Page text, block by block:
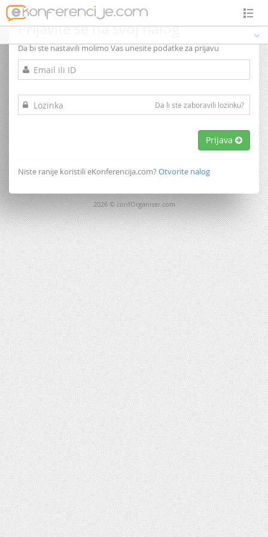
Prijavite se na svoj nalog
Da bi ste nastavili molimo Vas unesite podatke za prijavu
Da li ste zaboravili lozinku?
Prijava
Niste ranije koristili eKonferencija.com? Otvorite nalog
2026 © confOrganiser.com